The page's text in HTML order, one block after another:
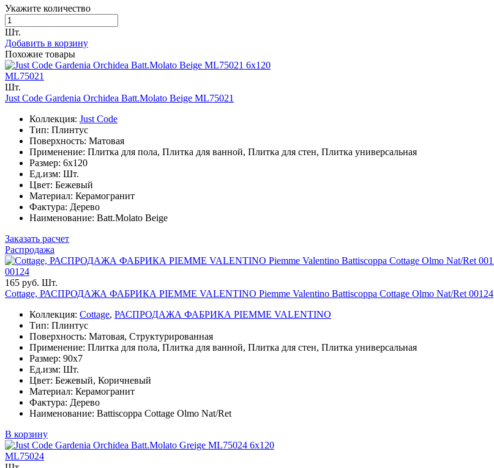
Укажите количество
Шт.
Добавить в корзину
Похожие товары
6x120
ML75021
Шт.
Just Code Gardenia Orchidea Batt.Molato Beige ML75021
Коллекция: Just Code
Тип: Плинтус
Поверхность: Матовая
Применение: Плитка для пола, Плитка для ванной, Плитка для стен, Плитка универсальная
Размер: 6x120
Ед.изм: Шт.
Цвет: Бежевый
Материал: Керамогранит
Фактура: Дерево
Наименование: Batt.Molato Beige
Заказать расчет
Распродажа
00124
165 руб. Шт.
Cottage, РАСПРОДАЖА ФАБРИКА PIEMME VALENTINO Piemme Valentino Battiscoppa Cottage Olmo Nat/Ret 00124
Коллекция: Cottage, РАСПРОДАЖА ФАБРИКА PIEMME VALENTINO
Тип: Плинтус
Поверхность: Матовая, Структурированная
Применение: Плитка для пола, Плитка для ванной, Плитка для стен, Плитка универсальная
Размер: 90x7
Ед.изм: Шт.
Цвет: Бежевый, Коричневый
Материал: Керамогранит
Фактура: Дерево
Наименование: Battiscoppa Cottage Olmo Nat/Ret
В корзину
6x120
ML75024